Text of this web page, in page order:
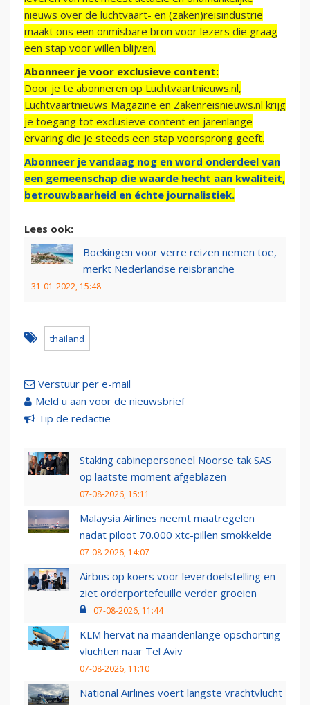
nieuws over de luchtvaart- en (zaken)reisindustrie
maakt ons een onmisbare bron voor lezers die graag
een stap voor willen blijven.
Abonneer je voor exclusieve content:
Door je te abonneren op Luchtvaartnieuws.nl,
Luchtvaartnieuws Magazine en Zakenreisnieuws.nl krijg
je toegang tot exclusieve content en jarenlange
ervaring die je steeds een stap voorsprong geeft.
Abonneer je vandaag nog en word onderdeel van
een gemeenschap die waarde hecht aan kwaliteit,
betrouwbaarheid en échte journalistiek.
Lees ook:
Boekingen voor verre reizen nemen toe,
merkt Nederlandse reisbranche
31-01-2022, 15:48
thailand
Verstuur per e-mail
Meld u aan voor de nieuwsbrief
Tip de redactie
Staking cabinepersoneel Noorse tak SAS
op laatste moment afgeblazen
07-08-2026, 15:11
Malaysia Airlines neemt maatregelen
nadat piloot 70.000 xtc-pillen smokkelde
07-08-2026, 14:07
Airbus op koers voor leverdoelstelling en
ziet orderportefeuille verder groeien
07-08-2026, 11:44
KLM hervat na maandenlange opschorting
vluchten naar Tel Aviv
07-08-2026, 11:10
National Airlines voert langste vrachtvlucht